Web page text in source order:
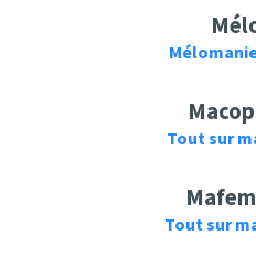
Love Aimer Forever
Blind to you / Aimer
[English subtitle]
Tout sur
Tout sur